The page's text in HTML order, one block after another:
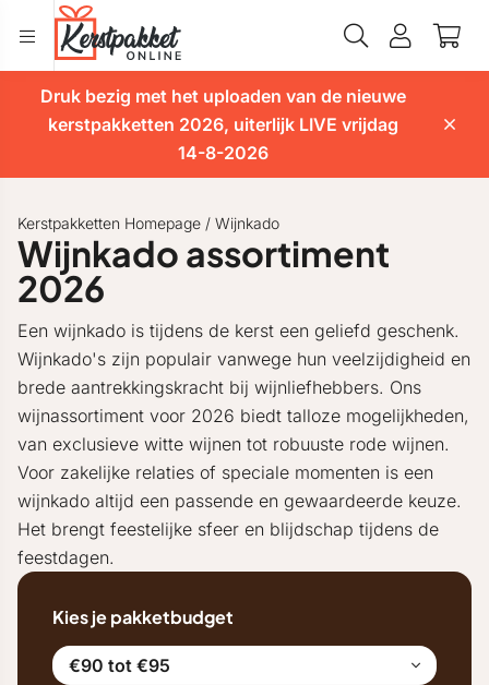
Druk bezig met het uploaden van de nieuwe
kerstpakketten 2026, uiterlijk LIVE vrijdag
14-8-2026
Kerstpakketten Homepage / Wijnkado
Wijnkado assortiment
2026
Een wijnkado is tijdens de kerst een geliefd geschenk.
Wijnkado's zijn populair vanwege hun veelzijdigheid en
brede aantrekkingskracht bij wijnliefhebbers. Ons
wijnassortiment voor 2026 biedt talloze mogelijkheden,
van exclusieve witte wijnen tot robuuste rode wijnen.
Voor zakelijke relaties of speciale momenten is een
wijnkado altijd een passende en gewaardeerde keuze.
Het brengt feestelijke sfeer en blijdschap tijdens de
feestdagen.
Kies je pakketbudget
€90 tot €95